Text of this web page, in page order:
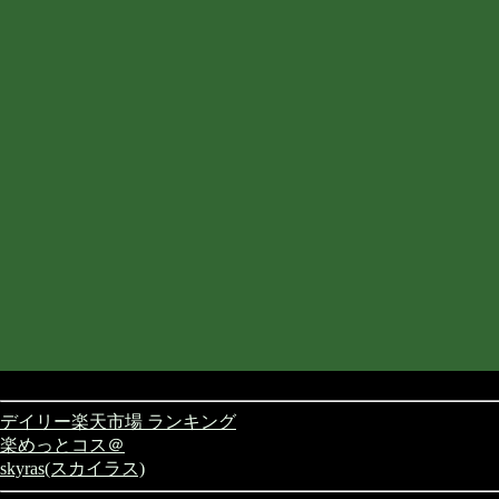
デイリー楽天市場 ランキング
楽めっとコス＠
skyras(スカイラス)